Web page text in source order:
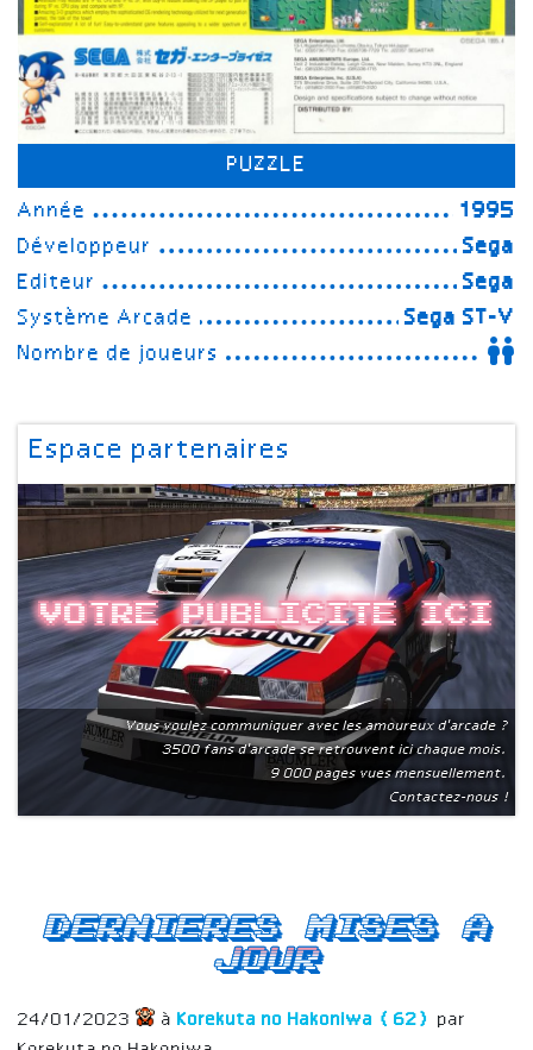
PUZZLE
Année
1995
Développeur
Sega
Editeur
Sega
Système Arcade
Sega ST-V
Nombre de joueurs
Espace partenaires
Votre publicite ici
Vous voulez communiquer avec les amoureux d'arcade ?
3500 fans d'arcade se retrouvent ici chaque mois.
9 000 pages vues mensuellement.
Contactez-nous !
Dernieres mises a
jour
24/01/2023 à Korekuta no Hakoniwa (62)
par